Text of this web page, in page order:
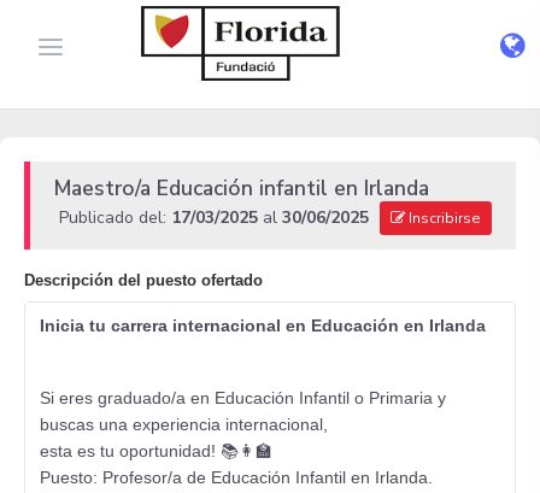
Maestro/a Educación infantil en Irlanda
Publicado del: 17/03/2025 al 30/06/2025 Inscribirse
Descripción del puesto ofertado
Inicia tu carrera internacional en Educación en Irlanda
Si eres graduado/a en Educación Infantil o Primaria y
buscas una experiencia internacional,
esta es tu oportunidad! 📚👩‍🏫
Puesto: Profesor/a de Educación Infantil en Irlanda.